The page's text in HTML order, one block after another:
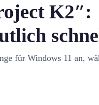
K2″:
für Windows 11 an,